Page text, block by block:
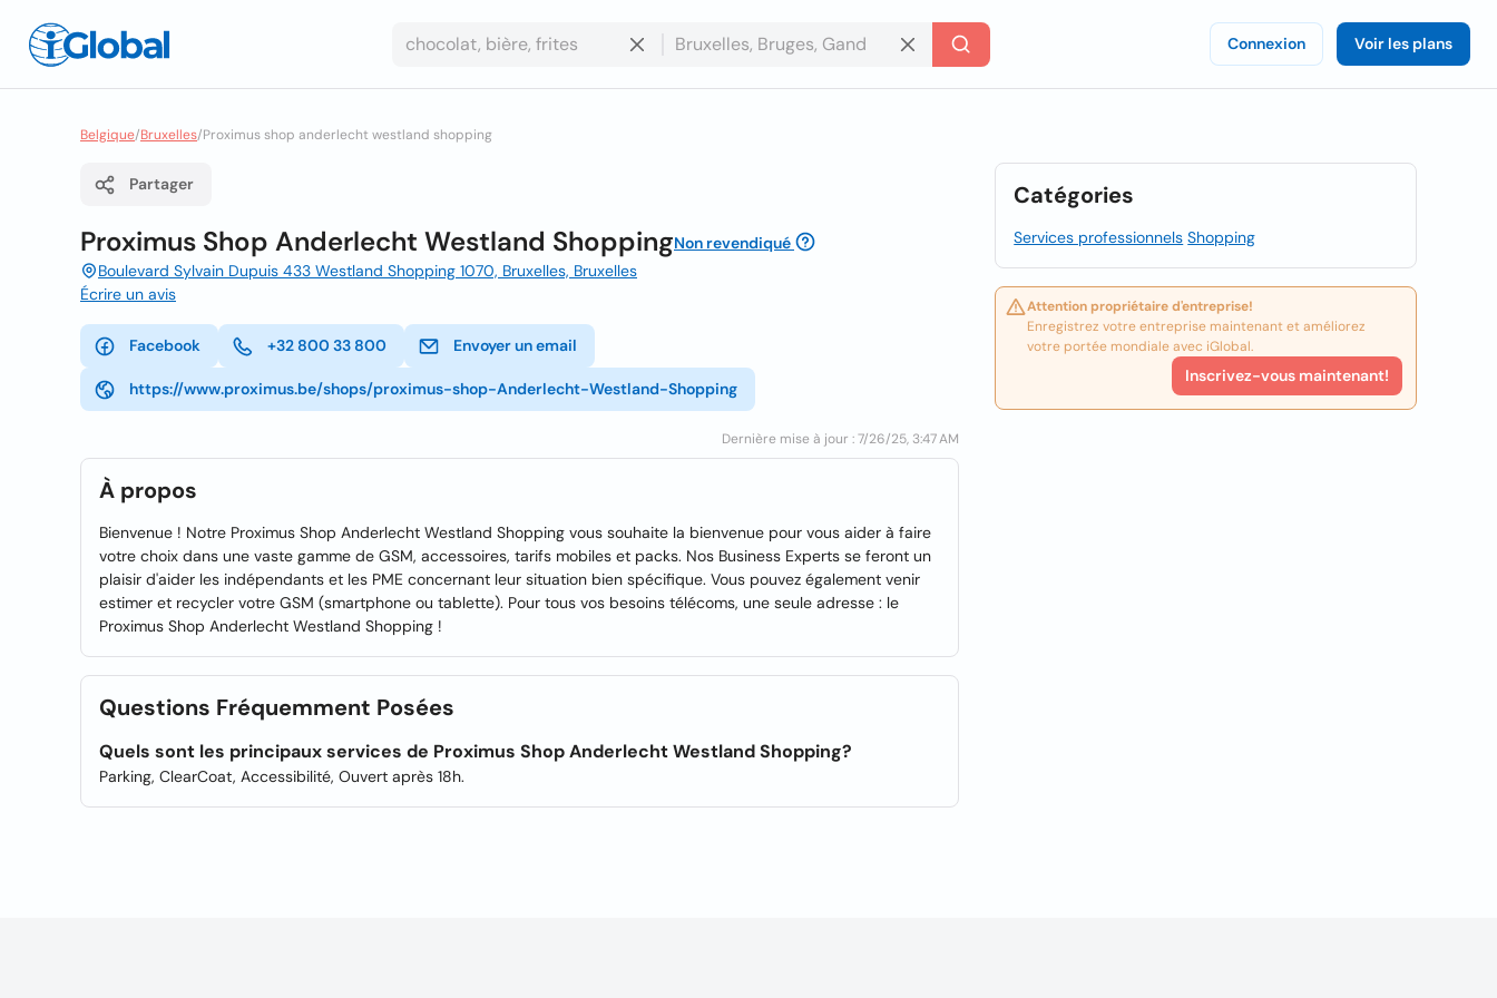
Connexion Voir les plans
Belgique/Bruxelles/Proximus shop anderlecht westland shopping
Partager
Proximus Shop Anderlecht Westland ShoppingNon revendiqué
Boulevard Sylvain Dupuis 433 Westland Shopping 1070, Bruxelles, Bruxelles
Écrire un avis
Facebook +32 800 33 800 Envoyer un email
https://www.proximus.be/shops/proximus-shop-Anderlecht-Westland-Shopping
Dernière mise à jour : 7/26/25, 3:47 AM
À propos
Bienvenue ! Notre Proximus Shop Anderlecht Westland Shopping vous souhaite la bienvenue pour vous aider à faire
votre choix dans une vaste gamme de GSM, accessoires, tarifs mobiles et packs. Nos Business Experts se feront un
plaisir d'aider les indépendants et les PME concernant leur situation bien spécifique. Vous pouvez également venir
estimer et recycler votre GSM (smartphone ou tablette). Pour tous vos besoins télécoms, une seule adresse : le
Proximus Shop Anderlecht Westland Shopping !
Questions Fréquemment Posées
Quels sont les principaux services de Proximus Shop Anderlecht Westland Shopping?
Parking, ClearCoat, Accessibilité, Ouvert après 18h.
Catégories
Services professionnels Shopping
Attention propriétaire d'entreprise!
Enregistrez votre entreprise maintenant et améliorez
votre portée mondiale avec iGlobal.
Inscrivez-vous maintenant!